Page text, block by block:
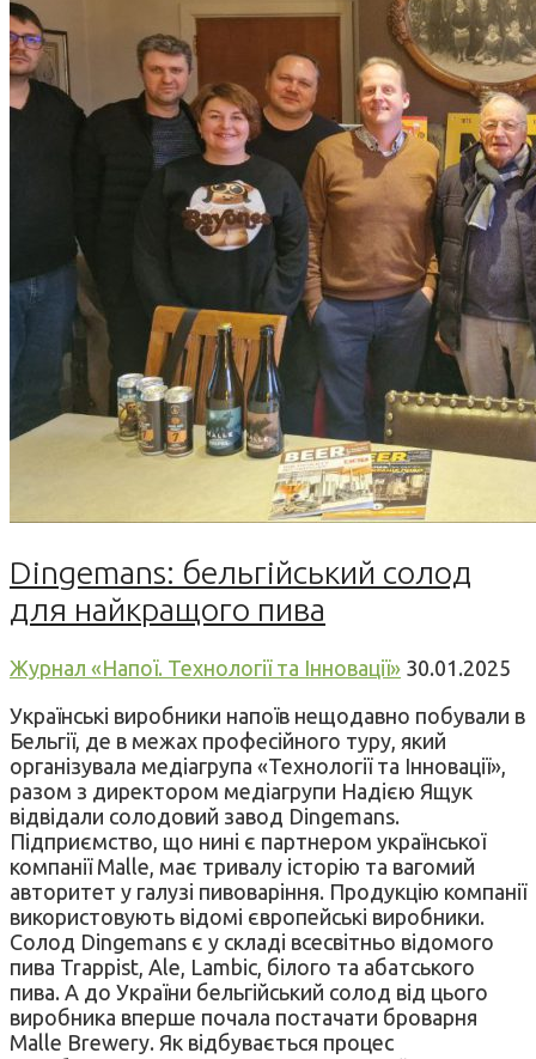
Dingemans: бельгійський солод
для найкращого пива
Журнал «Напої. Технології та Інновації» 30.01.2025
Українські виробники напоїв нещодавно побували в
Бельгії, де в межах професійного туру, який
організувала медіагрупа «Технології та Інновації»,
разом з директором медіагрупи Надією Ящук
відвідали солодовий завод Dingemans.
Підприємство, що нині є партнером української
компанії Malle, має тривалу історію та вагомий
авторитет у галузі пивоваріння. Продукцію компанії
використовують відомі європейські виробники.
Солод Dingemans є у складі всесвітньо відомого
пива Trappist, Ale, Lambic, білого та абатського
пива. А до України бельгійський солод від цього
виробника вперше почала постачати броварня
Malle Brewery. Як відбувається процес